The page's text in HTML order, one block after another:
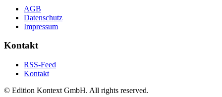
AGB
Datenschutz
Impressum
Kontakt
RSS-Feed
Kontakt
© Edition Kontext GmbH. All rights reserved.